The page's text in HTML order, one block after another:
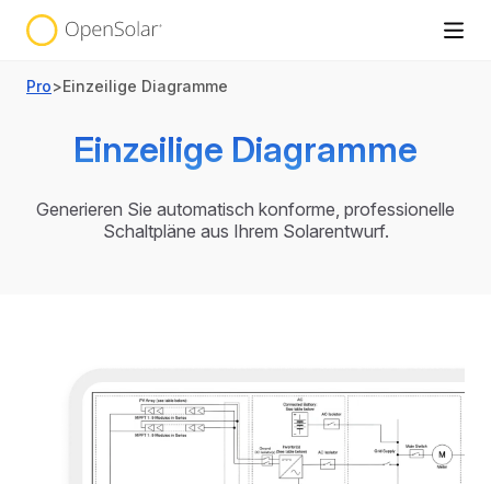
Einzeilige Diagramme
Generieren Sie automatisch konforme, professionelle
Schaltpläne aus Ihrem Solarentwurf.
Pro>Einzeilige Diagramme